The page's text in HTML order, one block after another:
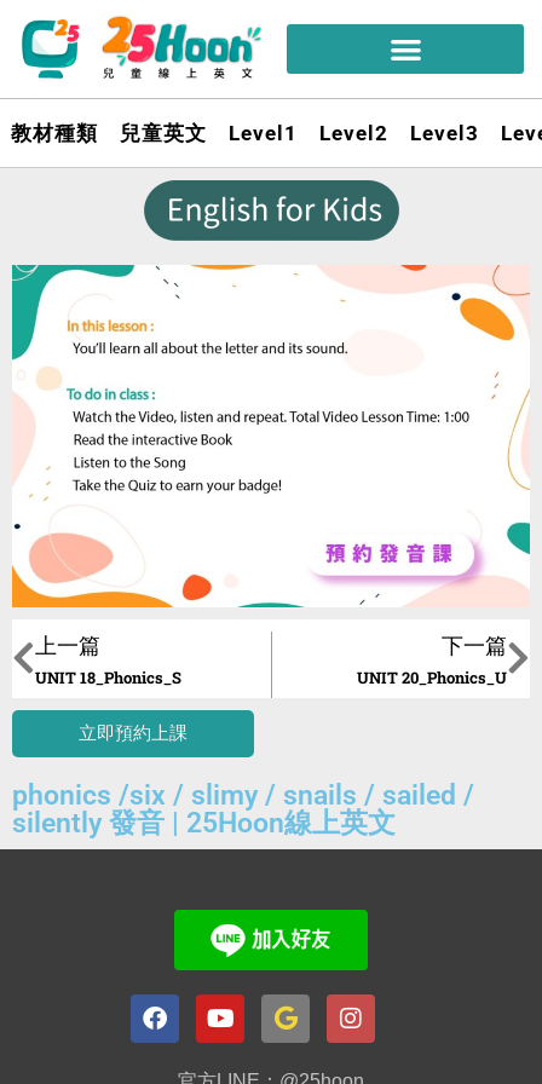
教材種類 兒童英文 Level1 Level2 Level3
上一篇
UNIT 18_Phonics_S
下一篇
UNIT 20_Phonics_U
立即預約上課
phonics /six / slimy / snails / sailed /
silently 發音 | 25Hoon線上英文